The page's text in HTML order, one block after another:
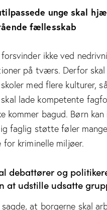
unge skal
fællesskab
ikke ved
på tværs. Derfor
med flere kulturer,
lade kompetente
kommer bagud. Børn
faglig støtte føler
kriminelle miljøer.
debattører og
at udstille udsatte
at borgerne skal